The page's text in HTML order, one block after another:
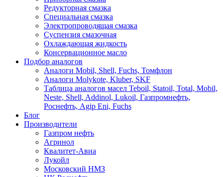
Редукторная смазка
Специальная смазка
Электропроводящая смазка
Суспензия смазочная
Охлаждающая жидкость
Консервационное масло
Подбор аналогов
Аналоги Mobil, Shell, Fuchs, Томфлон
Аналоги Molykote, Kluber, SKF
Таблица аналогов масел Teboil, Statoil, Total, Mobil,
Neste, Shell, Addinol, Lukoil, Газпромнефть,
Роснефть, Agip Eni, Fuchs
Блог
Производители
Газпром нефть
Агринол
Квалитет-Авиа
Лукойл
Московский НМЗ